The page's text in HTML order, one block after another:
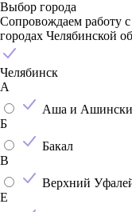
Выбор города
Сопровождаем работу
городах Челябинской
Челябинск
А
Аша и
Б
Бакал
В
Верхний
Е